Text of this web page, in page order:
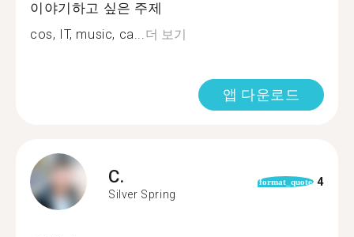
이야기하고 싶은 주제
cos, IT, music, ca...더 보기
앱 다운로드
C.
Silver Spring
format_quote 4